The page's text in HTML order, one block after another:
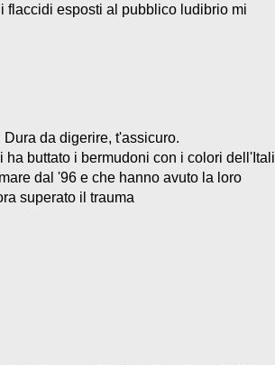
flaccidi esposti al pubblico ludibrio mi
da digerire, t'assicuro.
ha buttato i bermudoni con i colori
dal '96 e che hanno avuto la loro
superato il trauma